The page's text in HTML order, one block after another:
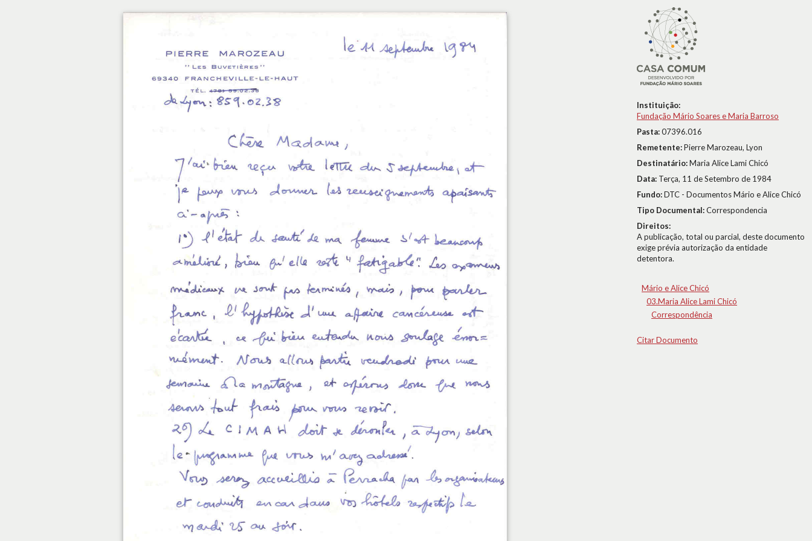
Instituição:
Fundação Mário Soares e Maria Barroso
Pasta:07396.016
Remetente:Pierre Marozeau, Lyon
Destinatário:Maria Alice Lami Chicó
Data: Terça, 11 de Setembro de 1984
Fundo:DTC - Documentos Mário e Alice Chicó
Tipo Documental:Correspondencia
Direitos:
A publicação, total ou parcial, deste documento
exige prévia autorização da entidade
detentora.
Mário e Alice Chicó
03.Maria Alice Lami Chicó
Correspondência
Citar Documento